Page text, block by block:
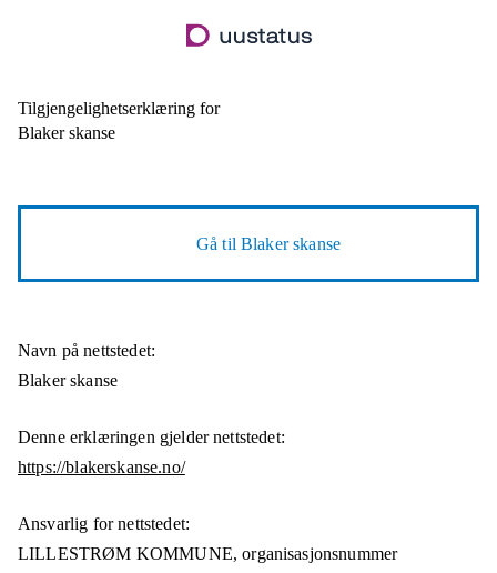
til
Tilgjengelighetserklæring for
Blaker skanse
Gå tilBlaker skanse
Navn på nettstedet:
Blaker skanse
Denne erklæringen gjelder nettstedet:
https://blakerskanse.no/
Ansvarlig for nettstedet:
LILLESTRØM KOMMUNE,organisasjonsnummer